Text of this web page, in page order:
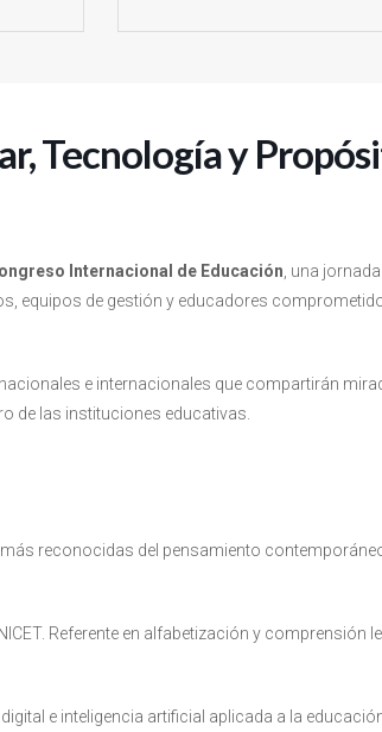
Tecnología y
Internacional de Educación , una
equipos de gestión y educadores
e internacionales que compartirán
de las instituciones educativas.
reconocidas del pensamiento
Referente en alfabetización y comprensión
e inteligencia artificial aplicada a la